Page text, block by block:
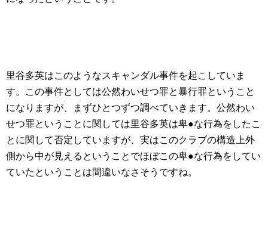
里谷多英はこのようなスキャンダル事件を起こしていま
す。この事件としては公然わいせつ罪と暴行罪ということ
になりますが、まずひとつずつ調べていきます。公然わい
せつ罪ということに関しては里谷多英は卑●な行為をしたこ
とに関して否定していますが、実はこのクラブの構造上外
側から中が見えるということでほぼこの卑●な行為をしてい
ていたということは間違いなさそうですね。